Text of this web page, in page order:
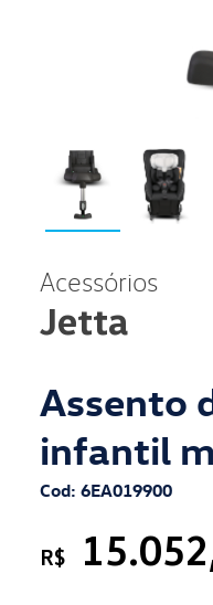
Acessórios
Jetta
Assento
infantil
Cod: 6EA019900
R$